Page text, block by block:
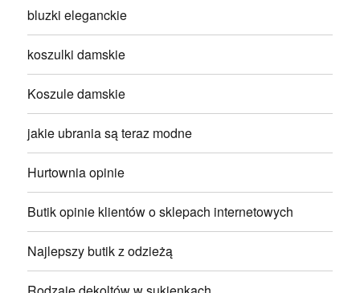
bluzki eleganckie
koszulki damskie
Koszule damskie
jakie ubrania są teraz modne
Hurtownia opinie
Butik opinie klientów o sklepach internetowych
Najlepszy butik z odzieżą